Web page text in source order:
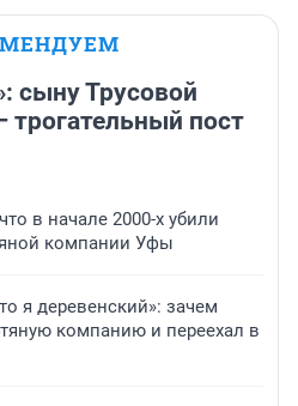
сыну Трусовой
трогательный пост
в начале 2000-х убили
компании Уфы
я деревенский»: зачем
компанию и переехал в